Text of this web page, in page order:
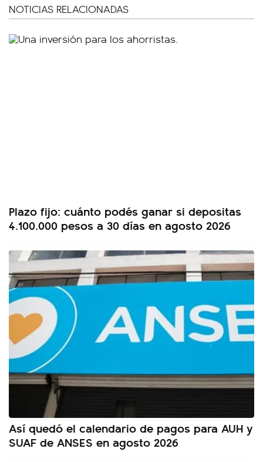
NOTICIAS RELACIONADAS
Plazo fijo: cuánto podés ganar si depositas
4.100.000 pesos a 30 días en agosto 2026
Así quedó el calendario de pagos para AUH y
SUAF de ANSES en agosto 2026